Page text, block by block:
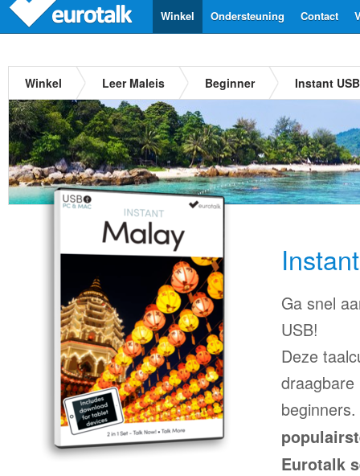
Contact
Ondersteuning
Winkel
Winkel Leer Maleis Beginner Instant
Ga snel
USB!
Deze
draagbare
Eurotalk